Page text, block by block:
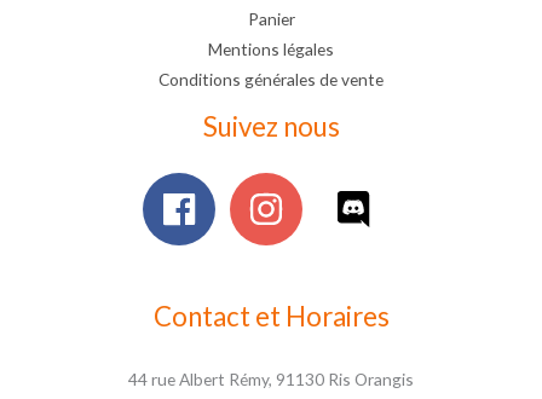
Panier
Mentions légales
Conditions générales de vente
Suivez nous
Contact et Horaires
44 rue Albert Rémy, 91130 Ris Orangis